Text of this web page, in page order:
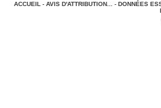
ACCUEIL - AVIS D'ATTRIBUTION... - DONNÉES